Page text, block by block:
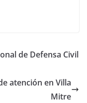
de Defensa Civil
atención en Villa
Mitre